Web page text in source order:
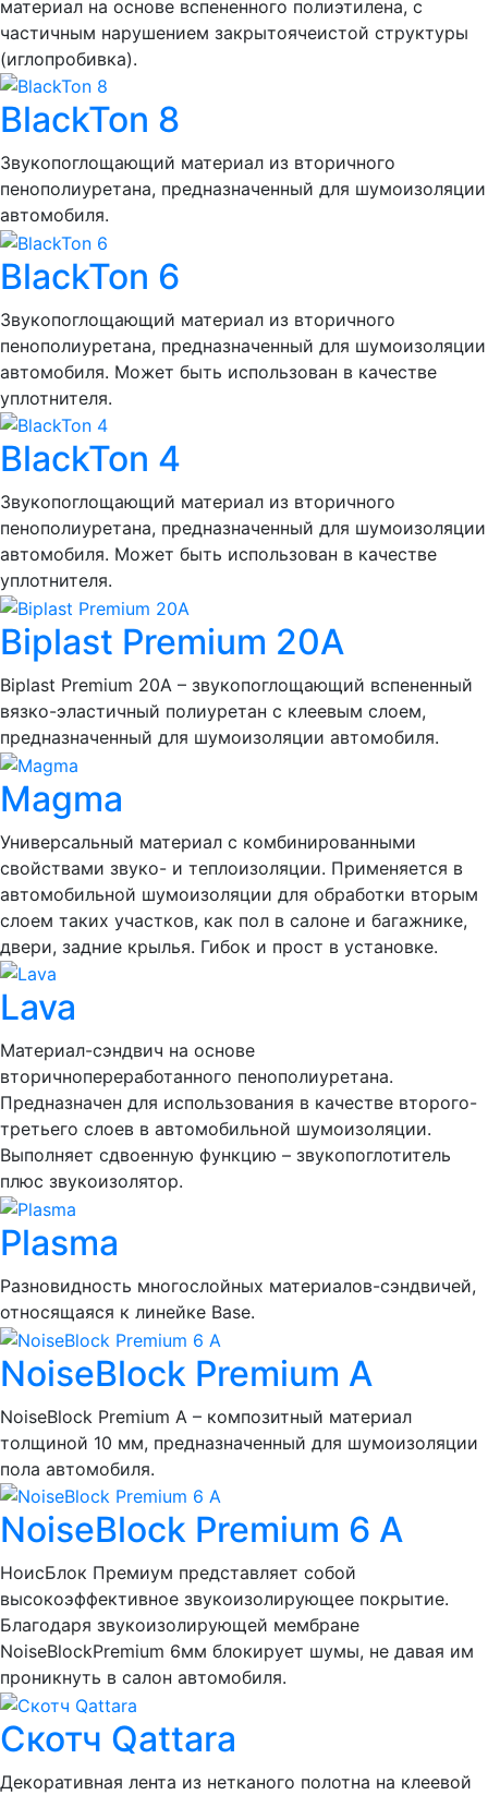
материал на основе вспененного полиэтилена, с
частичным нарушением закрытоячеистой структуры
(иглопробивка).
BlackTon 8
Звукопоглощающий материал из вторичного
пенополиуретана, предназначенный для шумоизоляции
автомобиля.
BlackTon 6
Звукопоглощающий материал из вторичного
пенополиуретана, предназначенный для шумоизоляции
автомобиля. Может быть использован в качестве
уплотнителя.
BlackTon 4
Звукопоглощающий материал из вторичного
пенополиуретана, предназначенный для шумоизоляции
автомобиля. Может быть использован в качестве
уплотнителя.
Biplast Premium 20A
Biplast Premium 20A – звукопоглощающий вспененный
вязко-эластичный полиуретан с клеевым слоем,
предназначенный для шумоизоляции автомобиля.
Magma
Универсальный материал с комбинированными
свойствами звуко- и теплоизоляции. Применяется в
автомобильной шумоизоляции для обработки вторым
слоем таких участков, как пол в салоне и багажнике,
двери, задние крылья. Гибок и прост в установке.
Lava
Материал-сэндвич на основе
вторичнопереработанного пенополиуретана.
Предназначен для использования в качестве второго-
третьего слоев в автомобильной шумоизоляции.
Выполняет сдвоенную функцию – звукопоглотитель
плюс звукоизолятор.
Plasma
Разновидность многослойных материалов-сэндвичей,
относящаяся к линейке Base.
NoiseBlock Premium A
NoiseBlock Premium A – композитный материал
толщиной 10 мм, предназначенный для шумоизоляции
пола автомобиля.
NoiseBlock Premium 6 A
НоисБлок Премиум представляет собой
высокоэффективное звукоизолирующее покрытие.
Благодаря звукоизолирующей мембране
NoiseBlockPremium 6мм блокирует шумы, не давая им
проникнуть в салон автомобиля.
Скотч Qattara
Декоративная лента из нетканого полотна на клеевой